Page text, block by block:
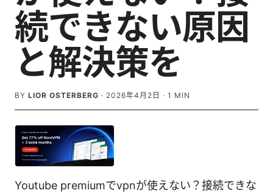
続できない原因
と解決策を
BY LIOR OSTERBERG · 2026年4月2日 · 1 MIN
Youtube premiumでvpnが使えない？接続できな